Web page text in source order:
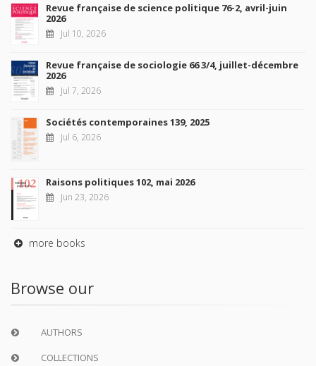
Revue française de science politique 76-2, avril-juin
2026
Jul 10, 2026
Revue française de sociologie 66 3/4, juillet-décembre
2026
Jul 7, 2026
Sociétés contemporaines 139, 2025
Jul 6, 2026
Raisons politiques 102, mai 2026
Jun 23, 2026
more books
Browse our
AUTHORS
COLLECTIONS